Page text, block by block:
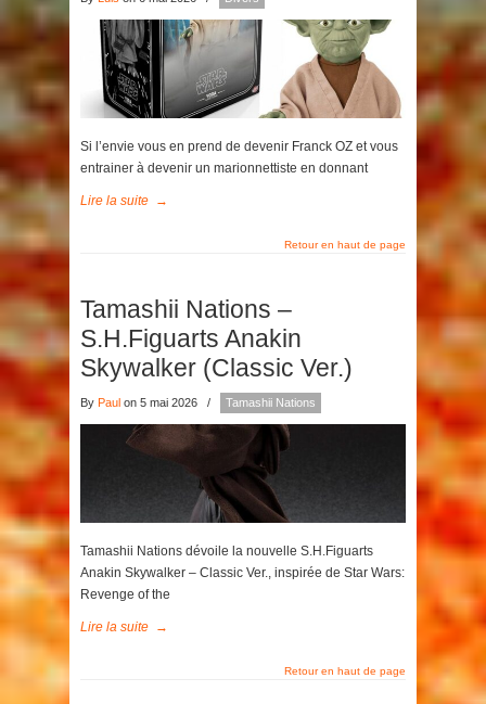
Si l’envie vous en prend de devenir Franck OZ et vous
entrainer à devenir un marionnettiste en donnant
Lire la suite →
Retour en haut de page
Tamashii Nations –
S.H.Figuarts Anakin
Skywalker (Classic Ver.)
By Paul on 5 mai 2026 / Tamashii Nations
Tamashii Nations dévoile la nouvelle S.H.Figuarts
Anakin Skywalker – Classic Ver., inspirée de Star Wars:
Revenge of the
Lire la suite →
Retour en haut de page